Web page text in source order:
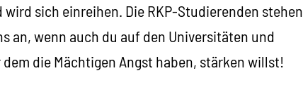
sich einreihen. Die RKP-Studierenden stehen
an, wenn auch du auf den Universitäten und
die Mächtigen Angst haben, stärken willst!